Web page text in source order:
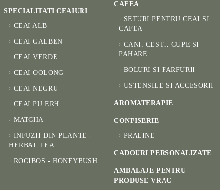
SPECIALITATI CEAIURI
CEAI ALB
CEAI GALBEN
CEAI VERDE
CEAI OOLONG
CEAI NEGRU
CEAI PU ERH
MATCHA
INFUZII DIN PLANTE -
HERBAL TEA
ROOIBOS - HONEYBUSH
CAFEA
SETURI PENTRU CEAI SI
CAFEA
CANI, CESTI, CUPE SI
PAHARE
BOLURI SI FARFURII
USTENSILE SI ACCESORII
AROMATERAPIE
CONFISERIE
PRALINE
CADOURI PERSONALIZATE
AMBALAJE PENTRU
PRODUSE VRAC